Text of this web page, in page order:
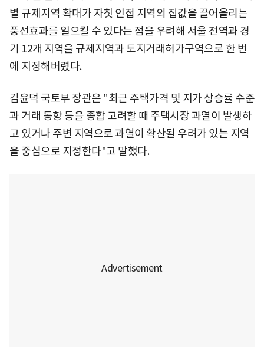
별 규제지역 확대가 자칫 인접 지역의 집값을 끌어올리는
풍선효과를 일으킬 수 있다는 점을 우려해 서울 전역과 경
기 12개 지역을 규제지역과 토지거래허가구역으로 한 번
에 지정해버렸다.
김윤덕 국토부 장관은 "최근 주택가격 및 지가 상승률 수준
과 거래 동향 등을 종합 고려할 때 주택시장 과열이 발생하
고 있거나 주변 지역으로 과열이 확산될 우려가 있는 지역
을 중심으로 지정한다"고 말했다.